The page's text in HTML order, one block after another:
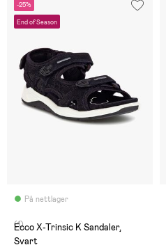
-25%
End of Season
På nettlager
(1)
Ecco X-Trinsic K Sandaler,
Svart